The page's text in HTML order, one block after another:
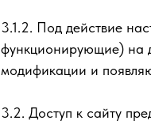
3.1.2. Под действие
функционирующие) на
модификации и
3.2. Доступ к сайту